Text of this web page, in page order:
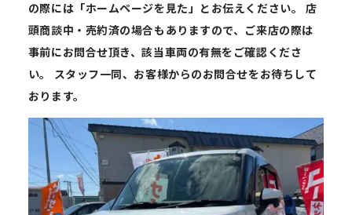
の際には「ホームページを見た」とお伝えください。 店
頭商談中・売約済の場合もありますので、ご来店の際は
事前にお問合せ頂き、該当車両の有無をご確認くださ
い。 スタッフ一同、お客様からのお問合せをお待ちして
おります。